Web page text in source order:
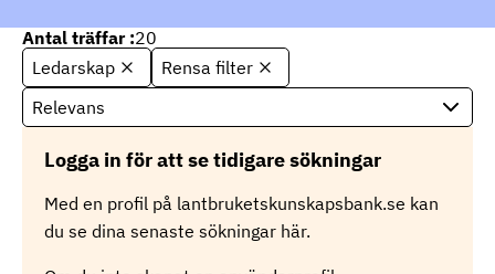
Antal träffar :20
Ledarskap
Rensa filter
S
Logga in för att se tidigare sökningar
Med en profil på lantbruketskunskapsbank.se kan
du se dina senaste sökningar här.